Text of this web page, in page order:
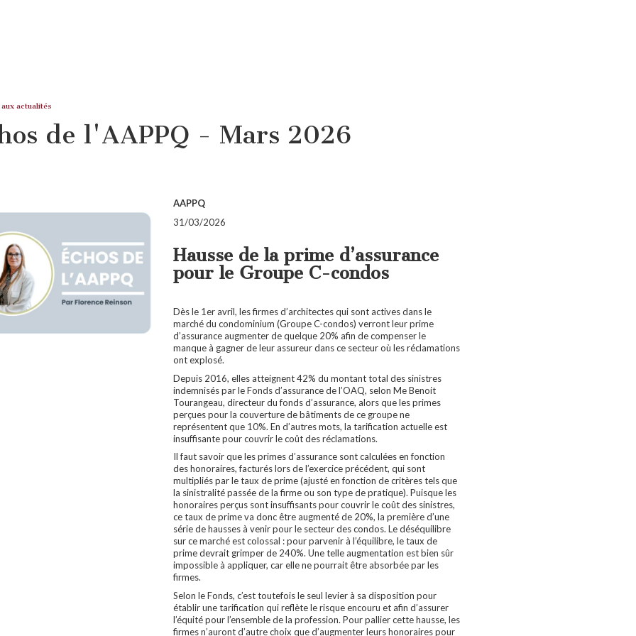
actualités
de l'AAPPQ - Mars 2026
AAPPQ
31/03/2026
Hausse de la prime d’assurance
pour le Groupe C-condos
Dès le 1er avril, les firmes d’architectes qui sont actives dans le
marché du condominium (Groupe C-condos) verront leur prime
d’assurance augmenter de quelque 20% afin de compenser le
manque à gagner de leur assureur dans ce secteur où les réclamations
ont explosé.
Depuis 2016, elles atteignent 42% du montant total des sinistres
indemnisés par le Fonds d’assurance de l’OAQ, selon Me Benoit
Tourangeau, directeur du fonds d’assurance, alors que les primes
perçues pour la couverture de bâtiments de ce groupe ne
représentent que 10%. En d’autres mots, la tarification actuelle est
insuffisante pour couvrir le coût des réclamations.
Il faut savoir que les primes d’assurance sont calculées en fonction
des honoraires, facturés lors de l’exercice précédent, qui sont
multipliés par le taux de prime (ajusté en fonction de critères tels que
la sinistralité passée de la firme ou son type de pratique). Puisque les
honoraires perçus sont insuffisants pour couvrir le coût des sinistres,
ce taux de prime va donc être augmenté de 20%, la première d’une
série de hausses à venir pour le secteur des condos. Le déséquilibre
sur ce marché est colossal : pour parvenir à l’équilibre, le taux de
prime devrait grimper de 240%. Une telle augmentation est bien sûr
impossible à appliquer, car elle ne pourrait être absorbée par les
firmes.
Selon le Fonds, c’est toutefois le seul levier à sa disposition pour
établir une tarification qui reflète le risque encouru et afin d’assurer
l’équité pour l’ensemble de la profession. Pour pallier cette hausse, les
firmes n’auront d’autre choix que d’augmenter leurs honoraires pour